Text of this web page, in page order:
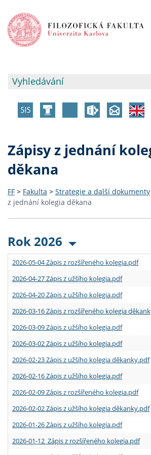
Zápisy z jednání
děkana
FF > Fakulta > Strategie a další dokumenty
z jednání kolegia děkana
Rok 2026
2026-05-04 Zápis z rozšířeného kolegia.pdf
2026-04-27 Zápis z užšího kolegia.pdf
2026-04-20 Zápis z užšího kolegia.pdf
2026-03-16 Zápis z rozšířeného kolegia
2026-03-09 Zápis z užšího kolegia.pdf
2026-03-02 Zápis z užšího kolegia.pdf
2026-02-23 Zápis z užšího kolegia děkanky.pdf
2026-02-16 Zápis z užšího kolegia.pdf
2026-02-09 Zápis z rozšířeného kolegia.pdf
2026-02-02 Zápis z užšího kolegia děkanky.pdf
2026-01-26 Zápis z užšího kolegia.pdf
2026-01-12 Zápis z rozšířeného kolegia.pdf